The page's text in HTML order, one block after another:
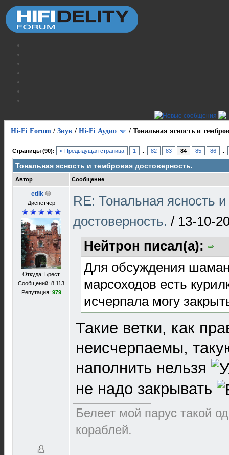
Hi-Fi Forum / Звук / Hi-Fi Аудио / Тональная ясность и
Страницы (90): « Предыдущая страница 1 82 83 84 85 86
Тональная ясность и тембровая достоверность.
Автор Сообщение
etlik
Диспетчер
Откуда: Брест
Сообщений: 8 113
Репутация: 979
RE: Тональная ясность
достоверность. / 13-10-
Нейтрон писал(а):
Для обсуждения
марсоходов есть
исчерпала могу
Такие ветки, как
неисчерпаемы,
наполнить нельзя
не надо закрывать
Белеет мой парус такой
кораблей.